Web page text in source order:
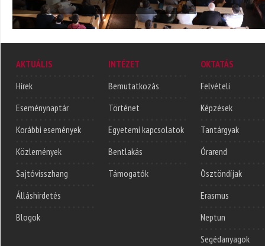
AKTUÁLIS
Hírek
Eseménynaptár
Korábbi események
Közlemények
Sajtóvisszhang
Álláshirdetés
Blogok
INTÉZET
Bemutatkozás
Történet
Egyetemi kapcsolatok
Bentlakás
Támogatók
OKTATÁS
Felvételi
Képzések
Tantárgyak
Órarend
Ösztöndíjak
Erasmus
Neptun
Segédanyagok